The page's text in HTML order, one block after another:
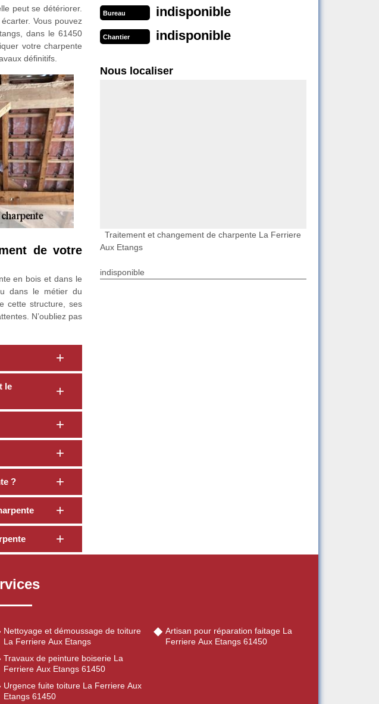
peut se détériorer.
Vous pouvez
dans le 61450
votre charpente
définitifs.
de votre
en bois et dans le
dans le métier du
cette structure, ses
N’oubliez pas
le
?
Bureau indisponible
Chantier indisponible
Nous localiser
Traitement et changement de charpente La Ferriere
Aux Etangs
indisponible
Nettoyage et démoussage de toiture
La Ferriere Aux Etangs
Travaux de peinture boiserie La
Ferriere Aux Etangs 61450
Urgence fuite toiture La Ferriere Aux
Etangs 61450
Artisan pour réparation faitage La
Ferriere Aux Etangs 61450